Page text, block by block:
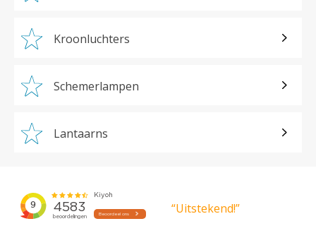
Kroonluchters
Schemerlampen
Lantaarns
“Uitstekend!”